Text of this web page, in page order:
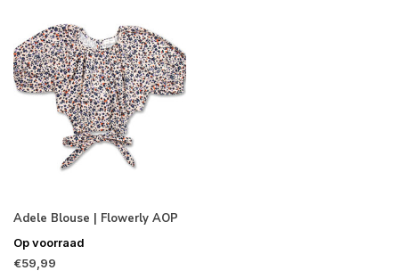
Adele Blouse | Flowerly AOP
Op voorraad
€59,99